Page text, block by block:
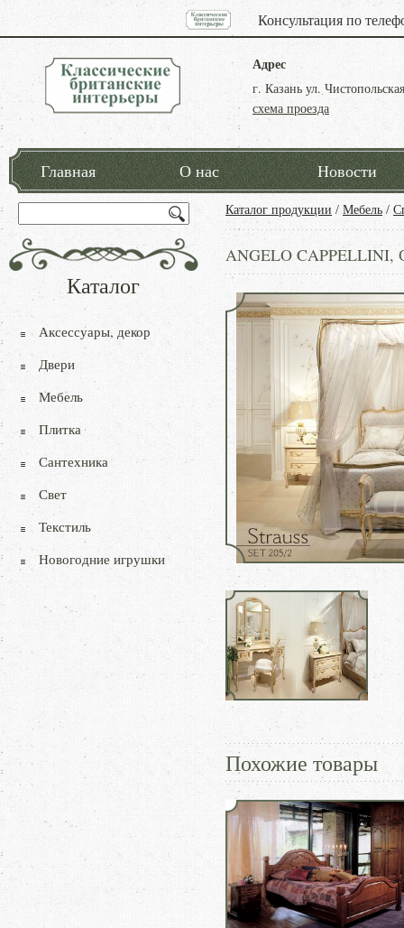
Консультация по
Адрес
г. Казань ул.
схема проезда
Главная О нас Новости
Каталог продукции / Мебель /
ANGELO CAPPELLINI,
Похожие товары
Каталог
Аксессуары, декор
Двери
Мебель
Плитка
Сантехника
Свет
Текстиль
Новогодние игрушки